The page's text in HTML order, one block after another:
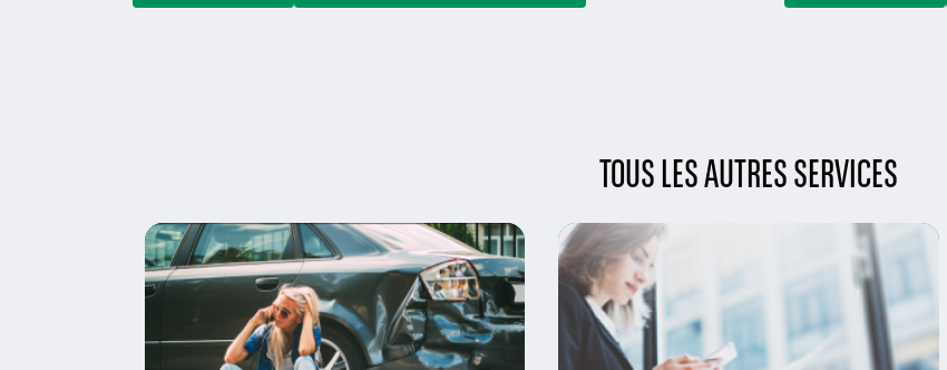
TOUS LES AUTRES SERVICES